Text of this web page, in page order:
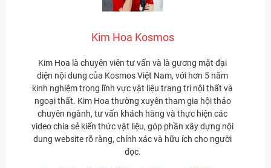
Kim Hoa Kosmos
Kim Hoa là chuyên viên tư vấn và là gương mặt đại
diện nội dung của Kosmos Việt Nam, với hơn 5 năm
kinh nghiệm trong lĩnh vực vật liệu trang trí nội thất và
ngoại thất. Kim Hoa thường xuyên tham gia hội thảo
chuyên ngành, tư vấn khách hàng và thực hiện các
video chia sẻ kiến thức vật liệu, góp phần xây dựng nội
dung website rõ ràng, chính xác và hữu ích cho người
đọc.